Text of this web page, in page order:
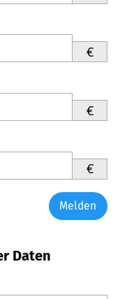
€
€
€
Melden
Daten